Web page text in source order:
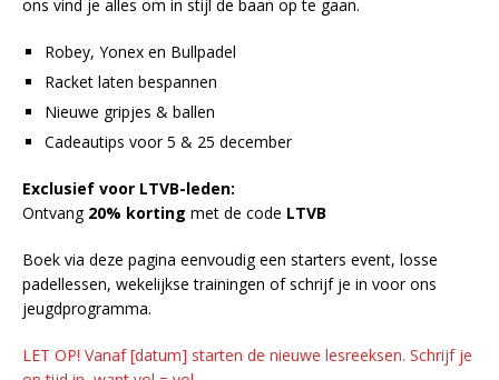
ons vind je alles om in stijl de baan op te gaan.
Robey, Yonex en Bullpadel
Racket laten bespannen
Nieuwe gripjes & ballen
Cadeautips voor 5 & 25 december
Exclusief voor LTVB-leden:
Ontvang 20% korting met de code LTVB
Boek via deze pagina eenvoudig een starters event, losse
padellessen, wekelijkse trainingen of schrijf je in voor ons
jeugdprogramma.
LET OP! Vanaf [datum] starten de nieuwe lesreeksen. Schrijf je